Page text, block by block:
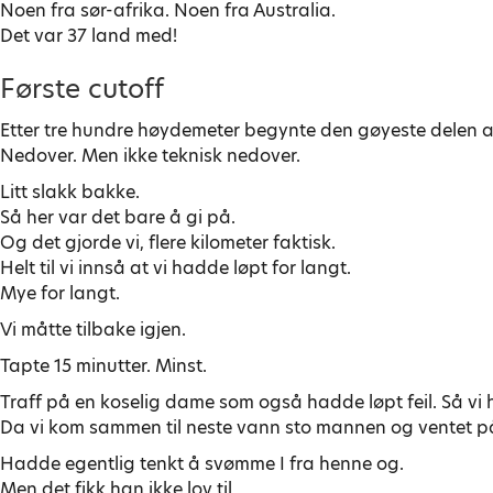
Noen fra sør-afrika. Noen fra Australia.
Det var 37 land med!
Første cutoff
Etter tre hundre høydemeter begynte den gøyeste delen
Nedover. Men ikke teknisk nedover.
Litt slakk bakke.
Så her var det bare å gi på.
Og det gjorde vi, flere kilometer faktisk.
Helt til vi innså at vi hadde løpt for langt.
Mye for langt.
Vi måtte tilbake igjen.
Tapte 15 minutter. Minst.
Traff på en koselig dame som også hadde løpt feil. Så vi
Da vi kom sammen til neste vann sto mannen og ventet
Hadde egentlig tenkt å svømme I fra henne og.